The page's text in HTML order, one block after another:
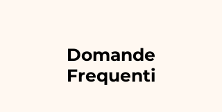
Domande
Frequenti